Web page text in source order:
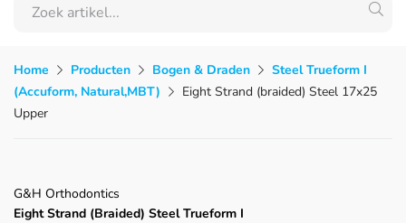
Home Producten Bogen & Draden
Steel Trueform I
(Accuform, Natural,MBT)
Eight Strand (braided) Steel 17x25
Upper
G&H Orthodontics
Eight Strand (Braided) Steel Trueform I